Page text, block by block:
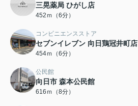
三晃薬局 ひがし店
452ｍ（6分）
コンビニエンスストア
セブンイレブン 向日鶏冠井町店
454ｍ（6分）
公民館
向日市 森本公民館
616ｍ（8分）